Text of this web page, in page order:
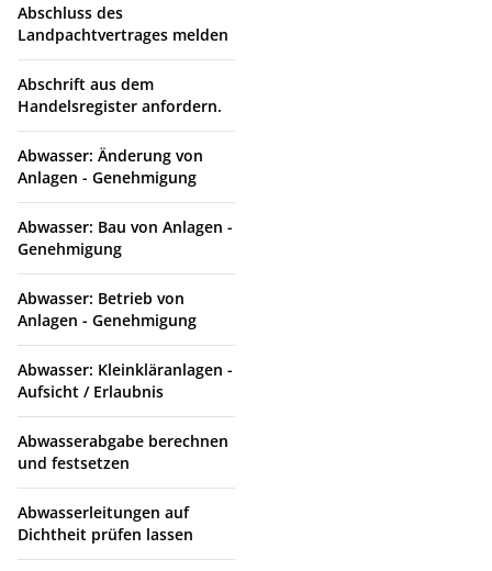
Abschluss des
Landpachtvertrages melden
Abschrift aus dem
Handelsregister anfordern.
Abwasser: Änderung von
Anlagen - Genehmigung
Abwasser: Bau von Anlagen -
Genehmigung
Abwasser: Betrieb von
Anlagen - Genehmigung
Abwasser: Kleinkläranlagen -
Aufsicht / Erlaubnis
Abwasserabgabe berechnen
und festsetzen
Abwasserleitungen auf
Dichtheit prüfen lassen